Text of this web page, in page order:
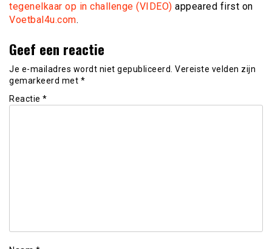
tegenelkaar op in challenge (VIDEO) appeared first on
Voetbal4u.com.
Geef een reactie
Je e-mailadres wordt niet gepubliceerd. Vereiste velden zijn
gemarkeerd met *
Reactie *